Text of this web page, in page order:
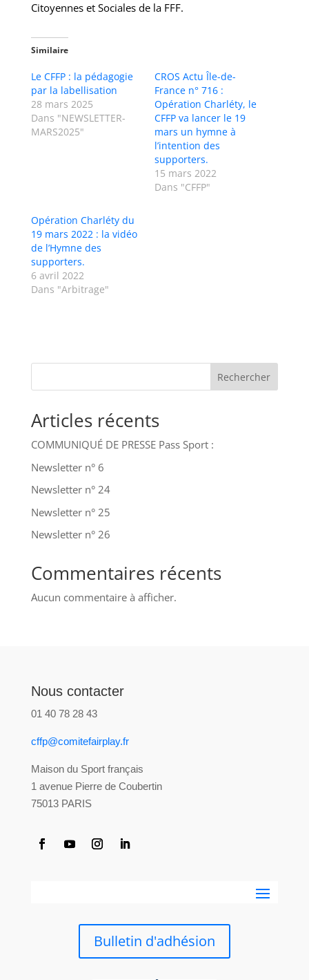
Citoyennes et Sociales de la FFF.
Similaire
Le CFFP : la pédagogie
par la labellisation
28 mars 2025
Dans "NEWSLETTER-
MARS2025"
CROS Actu Île-de-
France n° 716 :
Opération Charléty, le
CFFP va lancer le 19
mars un hymne à
l’intention des
supporters.
15 mars 2022
Dans "CFFP"
Opération Charléty du
19 mars 2022 : la vidéo
de l’Hymne des
supporters.
6 avril 2022
Dans "Arbitrage"
Rechercher
Articles récents
COMMUNIQUÉ DE PRESSE Pass Sport :
Newsletter n° 6
Newsletter n° 24
Newsletter n° 25
Newsletter n° 26
Commentaires récents
Aucun commentaire à afficher.
Nous contacter
01 40 78 28 43
cffp@comitefairplay.fr
Maison du Sport français
1 avenue Pierre de Coubertin
75013 PARIS
Bulletin d'adhésion